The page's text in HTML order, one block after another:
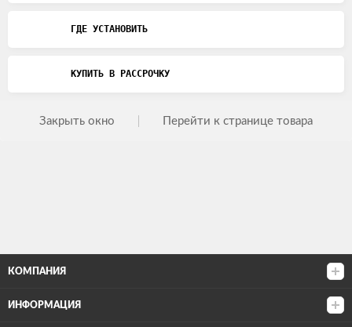
ГДЕ УСТАНОВИТЬ
КУПИТЬ В РАССРОЧКУ
Закрыть окно Перейти к странице товара
КОМПАНИЯ
ИНФОРМАЦИЯ